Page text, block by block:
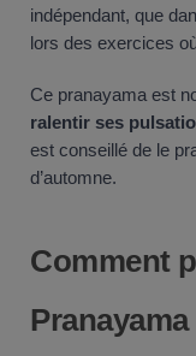
indépendant, que
lors des exercices
Ce pranayama est
ralentir ses
est conseillé de le
d’automne.
Comment
Pranayama